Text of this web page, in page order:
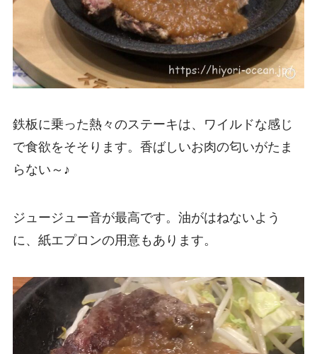
鉄板に乗った熱々のステーキは、ワイルドな感じ
で食欲をそそります。香ばしいお肉の匂いがたま
らない～♪
ジュージュー音が最高です。油がはねないよう
に、紙エプロンの用意もあります。